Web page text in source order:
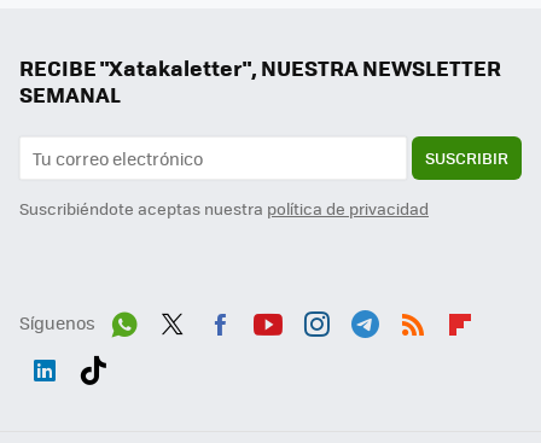
RECIBE "Xatakaletter", NUESTRA NEWSLETTER
SEMANAL
SUSCRIBIR
Suscribiéndote aceptas nuestra política de privacidad
Síguenos